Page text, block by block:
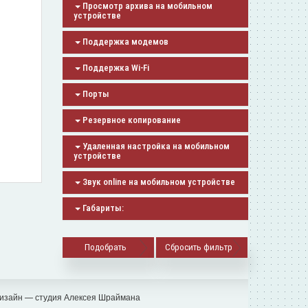
Просмотр архива на мобильном
устройстве
Поддержка модемов
Поддержка Wi-Fi
Порты
Резервное копирование
Удаленная настройка на мобильном
устройстве
Звук online на мобильном устройстве
Габариты:
Сбросить фильтр
— студия Алексея Шраймана